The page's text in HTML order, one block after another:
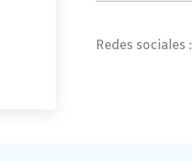
Redes sociales :